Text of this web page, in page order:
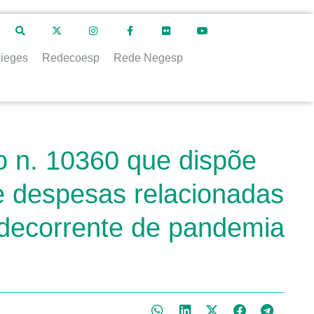
Redecoesp Rede Negesp
n. 10360 que dispõe
relacionadas
de pandemia